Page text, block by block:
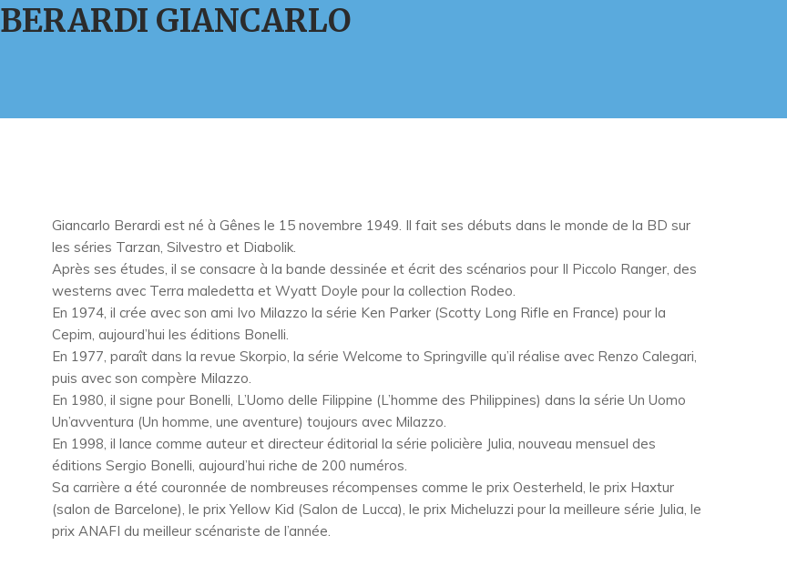
BERARDI GIANCARLO
Giancarlo Berardi est né à Gênes le 15 novembre 1949. Il fait ses débuts dans le monde de la BD sur
les séries Tarzan, Silvestro et Diabolik.
Après ses études, il se consacre à la bande dessinée et écrit des scénarios pour Il Piccolo Ranger, des
westerns avec Terra maledetta et Wyatt Doyle pour la collection Rodeo.
En 1974, il crée avec son ami Ivo Milazzo la série Ken Parker (Scotty Long Rifle en France) pour la
Cepim, aujourd’hui les éditions Bonelli.
En 1977, paraît dans la revue Skorpio, la série Welcome to Springville qu’il réalise avec Renzo Calegari,
puis avec son compère Milazzo.
En 1980, il signe pour Bonelli, L’Uomo delle Filippine (L’homme des Philippines) dans la série Un Uomo
Un’avventura (Un homme, une aventure) toujours avec Milazzo.
En 1998, il lance comme auteur et directeur éditorial la série policière Julia, nouveau mensuel des
éditions Sergio Bonelli, aujourd’hui riche de 200 numéros.
Sa carrière a été couronnée de nombreuses récompenses comme le prix Oesterheld, le prix Haxtur
(salon de Barcelone), le prix Yellow Kid (Salon de Lucca), le prix Micheluzzi pour la meilleure série Julia, le
prix ANAFI du meilleur scénariste de l’année.